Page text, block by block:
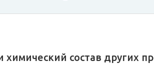
химический состав других